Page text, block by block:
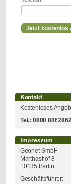
Kontakt
Kostenloses
Tel.: 0800
Impressum
Geonet GmbH
Marthashof 8
10435 Berlin
Geschäftsführer: